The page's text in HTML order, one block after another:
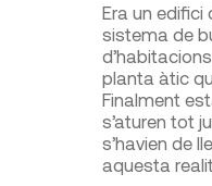
Era un edifici
sistema de
planta àtic
Finalment
s’aturen tot
s’havien de
aquesta